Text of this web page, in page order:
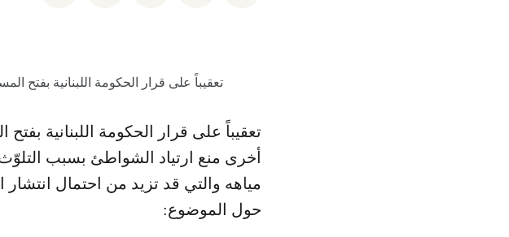
تعقيباً على قرار الحكومة اللبنانية
تعقيباً على قرار الحكومة اللبنانية
أخرى منع ارتياد الشواطئ بسبب
مياهه والتي قد تزيد من احتمال
حول الموضوع: